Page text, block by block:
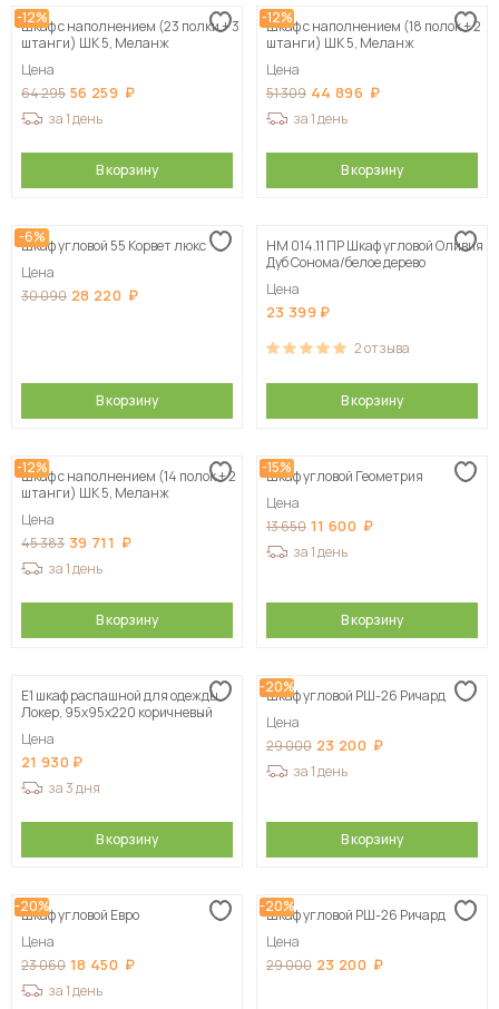
-12%
Шкаф с наполнением (23 полки + 3
штанги) ШК 5, Меланж
Цена
64 295 56 259
за 1 день
В корзину
-12%
Шкаф с наполнением (18 полок + 2
штанги) ШК 5, Меланж
Цена
51 309 44 896
за 1 день
В корзину
-6%
Шкаф угловой 55 Корвет люкс
Цена
30 090 28 220
В корзину
НМ 014.11 ПР Шкаф угловой Оливия
Дуб Сонома/белое дерево
Цена
23 399
2отзыва
В корзину
-12%
Шкаф с наполнением (14 полок + 2
штанги) ШК 5, Меланж
Цена
45 383 39 711
за 1 день
В корзину
-15%
Шкаф угловой Геометрия
Цена
13 650 11 600
за 1 день
В корзину
Е1 шкаф распашной для одежды
Локер, 95х95х220 коричневый
Цена
21 930
за 3 дня
В корзину
-20%
Шкаф угловой РШ-26 Ричард
Цена
29 000 23 200
за 1 день
В корзину
-20%
Шкаф угловой Евро
Цена
23 060 18 450
за 1 день
-20%
Шкаф угловой РШ-26 Ричард
Цена
29 000 23 200